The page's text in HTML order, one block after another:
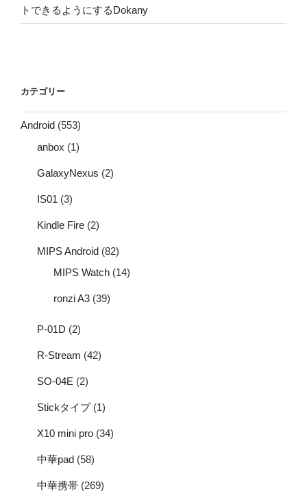
トできるようにするDokany
カテゴリー
Android (553)
anbox (1)
GalaxyNexus (2)
IS01 (3)
Kindle Fire (2)
MIPS Android (82)
MIPS Watch (14)
ronzi A3 (39)
P-01D (2)
R-Stream (42)
SO-04E (2)
Stickタイプ(1)
X10 mini pro (34)
中華pad (58)
中華携帯 (269)